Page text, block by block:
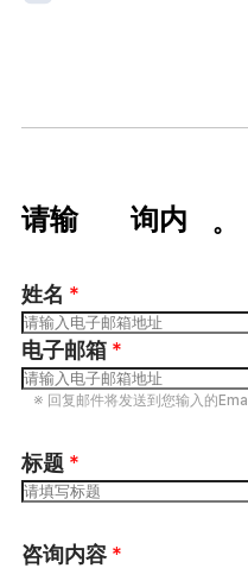
保留理由：掌握访问频
4. 个人信息收集拒绝权利
信息主体有权拒绝个人信
信息。
请输入咨询内容。
姓名 *
电子邮箱 *
※ 回复邮件将发送到您输入的
标题 *
咨询内容 *